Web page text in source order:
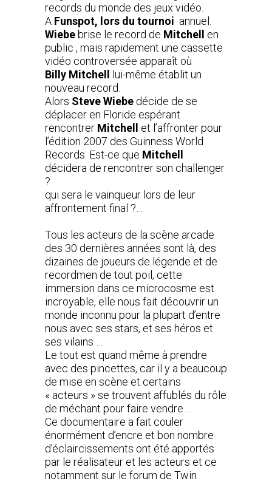
records du monde des jeux vidéo.
A Funspot, lors du tournoi annuel.
Wiebe brise le record de Mitchell
en
public , mais rapidement une cassette
vidéo controversée apparaît où
Billy Mitchell lui-même établit un
nouveau record.
Alors Steve Wiebe décide de se
déplacer en Floride espérant
rencontrer Mitchell et l’affronter pour
l’édition 2007 des Guinness World
Records. Est-ce que Mitchell
décidera de rencontrer son challenger
?
qui sera le vainqueur lors de leur
affrontement final ?…
Tous les acteurs de la scène arcade
des 30 dernières années sont là, des
dizaines de joueurs de légende et de
recordmen de tout poil, cette
immersion dans ce microcosme est
incroyable, elle nous fait découvrir un
monde inconnu pour la plupart d’entre
nous avec ses stars, et ses héros et
ses vilains …
Le tout est quand même à prendre
avec des pincettes, car il y a beaucoup
de mise en scène et certains
« acteurs » se trouvent affublés du rôle
de méchant pour faire vendre…
Ce documentaire a fait couler
énormément d’encre et bon nombre
d’éclaircissements ont été apportés
par le réalisateur et les acteurs et ce
notamment sur le forum de Twin